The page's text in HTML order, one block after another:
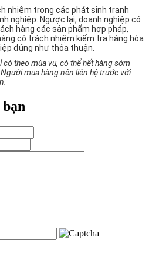
nhiệm trong các phát sinh tranh
nghiệp. Ngược lại, doanh nghiệp có
hàng các sản phẩm hợp pháp,
có trách nhiệm kiểm tra hàng hóa
đúng như thỏa thuận.
có theo mùa vụ, có thể hết hàng sớm
mua hàng nên liên hệ trước với